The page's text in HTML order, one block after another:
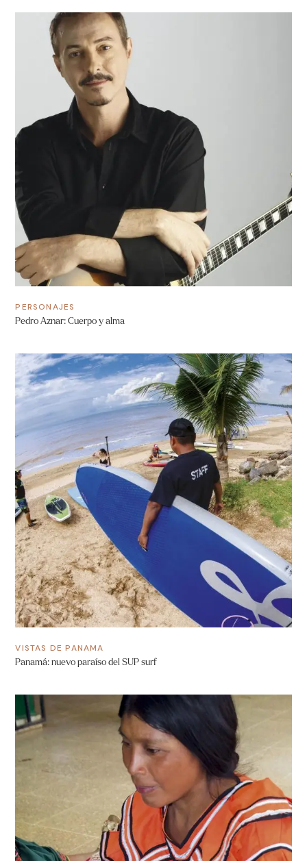
PERSONAJES
Pedro Aznar: Cuerpo y alma
VISTAS DE PANAMA
Panamá: nuevo paraíso del SUP surf